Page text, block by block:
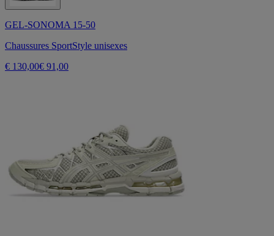
GEL-SONOMA 15-50
Chaussures SportStyle unisexes
€ 130,00€ 91,00